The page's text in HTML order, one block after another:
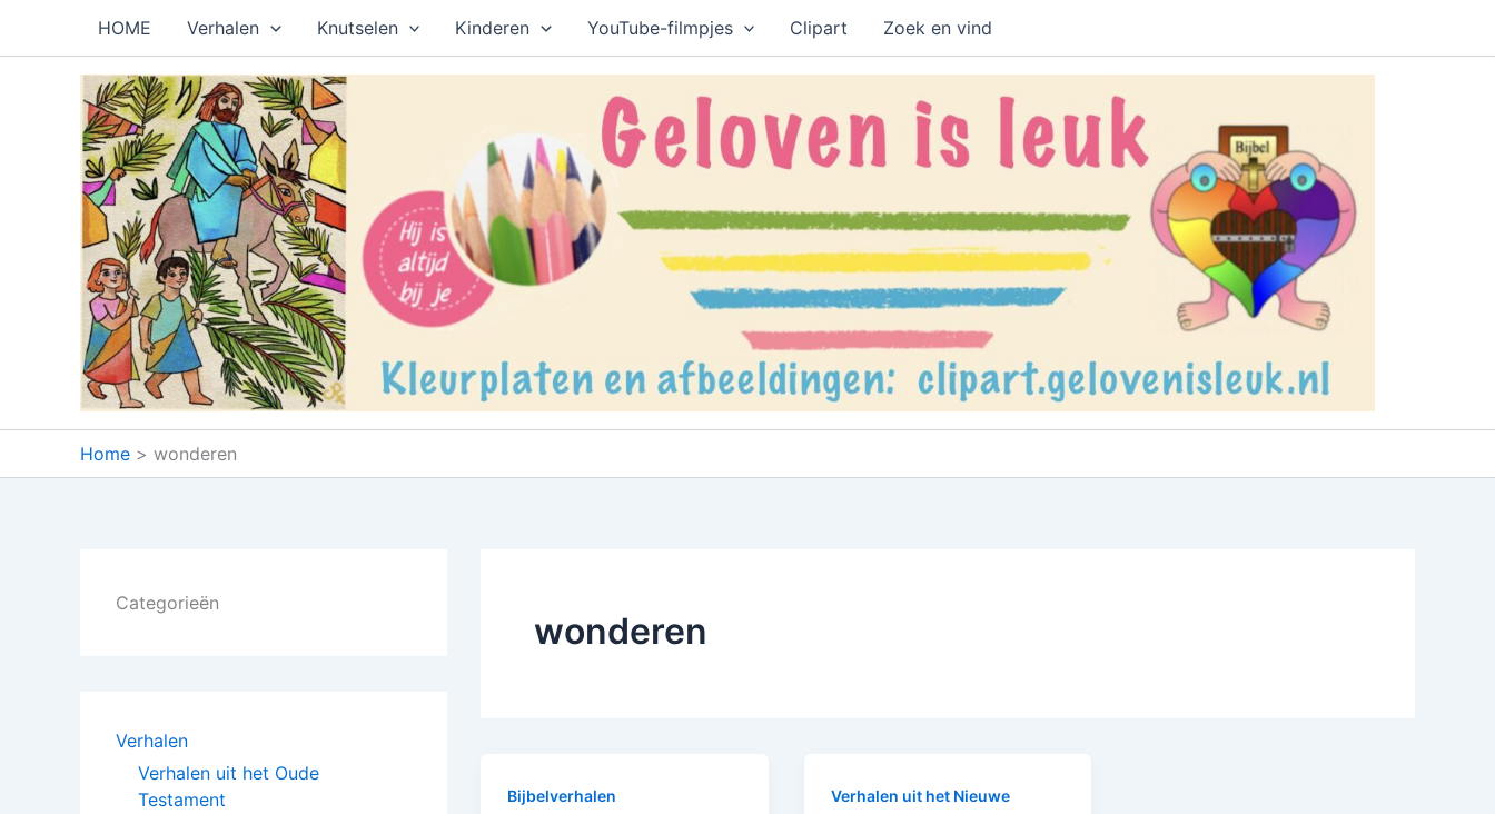
HOME Verhalen Knutselen Kinderen YouTube-filmpjes Clipart Zoek en vind
Home wonderen
Categorieën
Verhalen
Verhalen uit het Oude
Testament
wonderen
Bijbelverhalen
Verhalen uit het Nieuwe